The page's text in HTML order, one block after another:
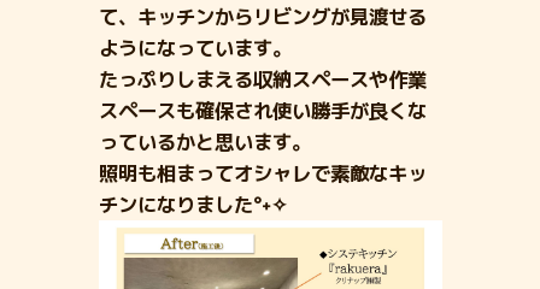
て、 キッチンからリビングが見渡せる
ようになっています。
たっぷりしまえる収納スペースや作業
スペースも確保され使い勝手が良くな
っているかと思います。
照明も相まってオシャレで素敵なキッ
チンになりました°˖✧